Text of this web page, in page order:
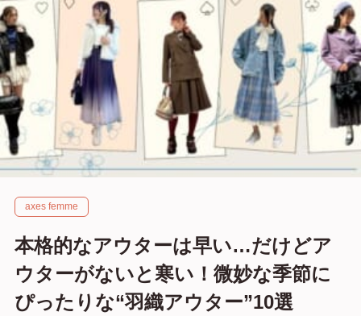
axes femme
本格的なアウターは早い…だけどア
ウターがないと寒い！微妙な季節に
ぴったりな“羽織アウター”10選